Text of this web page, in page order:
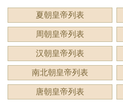
思？ 意思？
洋：描
绘繁复
景象的
哝”是成
语吗？
用来形
夏朝皇帝列表
周朝皇帝列表
汉朝皇帝列表
南北朝皇帝列表
唐朝皇帝列表